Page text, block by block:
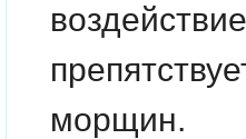
морщин.